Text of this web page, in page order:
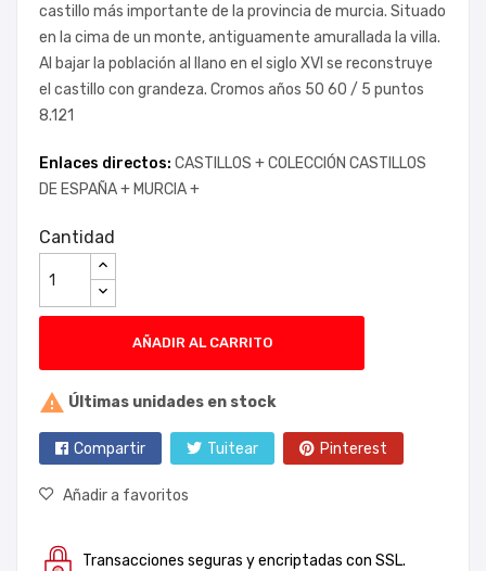
castillo más importante de la provincia de murcia. Situado
en la cima de un monte, antiguamente amurallada la villa.
Al bajar la población al llano en el siglo XVI se reconstruye
el castillo con grandeza. Cromos años 50 60 / 5 puntos
8.121
Enlaces directos: CASTILLOS +COLECCIÓN CASTILLOS
DE ESPAÑA + MURCIA +
Cantidad
AÑADIR AL CARRITO
 Últimas unidades en stock
Compartir Tuitear Pinterest
Añadir a favoritos
Transacciones seguras y encriptadas con SSL.